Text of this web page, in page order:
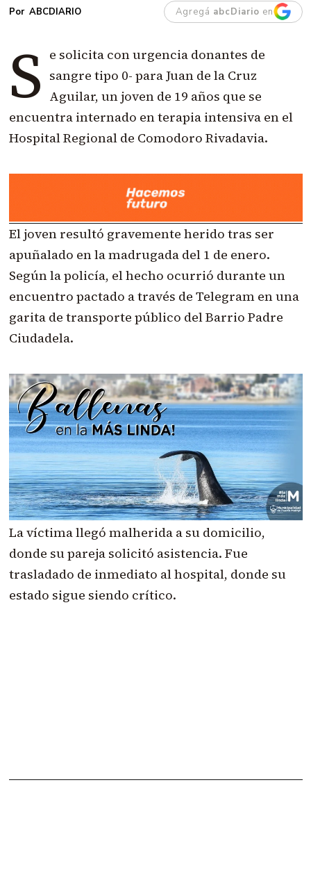
ABCDIARIO Agregá abcDiario en
S e solicita con urgencia donantes de
sangre tipo 0- para Juan de la Cruz
Aguilar, un joven de 19 años que se
encuentra internado en terapia intensiva en el
Hospital Regional de Comodoro Rivadavia.
El joven resultó gravemente herido tras ser
apuñalado en la madrugada del 1 de enero.
Según la policía, el hecho ocurrió durante un
encuentro pactado a través de Telegram en una
garita de transporte público del Barrio Padre
Ciudadela.
La víctima llegó malherida a su domicilio,
donde su pareja solicitó asistencia. Fue
trasladado de inmediato al hospital, donde su
estado sigue siendo crítico.